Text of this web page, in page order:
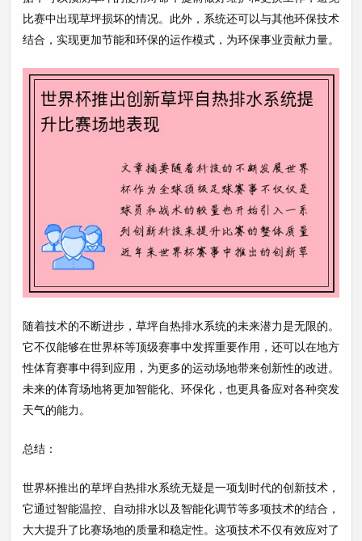
比赛中出现草坪损坏的情况。此外，系统还可以与其他环保技术
结合，实现更加节能和环保的运作模式，为环保事业贡献力量。
随着技术的不断进步，草坪自热排水系统的未来潜力是无限的。
它不仅能够在世界杯等顶级赛事中发挥重要作用，还可以在地方
性体育赛事中得到应用，为更多的运动场地带来创新性的改进。
未来的体育场地将更加智能化、环保化，也更具备应对各种突发
天气的能力。
总结：
世界杯推出的草坪自热排水系统无疑是一项划时代的创新技术，
它通过智能温控、自动排水以及智能化调节等多项技术的结合，
大大提升了比赛场地的质量和稳定性。这项技术不仅有效应对了